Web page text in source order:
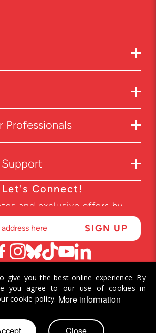
Professionals
Let's Connect!
and exclusive offers by
to our newsletter.
SA. All rights reserved.
give you the best online experience. By
you agree to our use of cookies in
cookie policy. More information